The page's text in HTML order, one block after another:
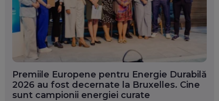
Premiile Europene pentru Energie Durabilă
2026 au fost decernate la Bruxelles. Cine
sunt campionii energiei curate